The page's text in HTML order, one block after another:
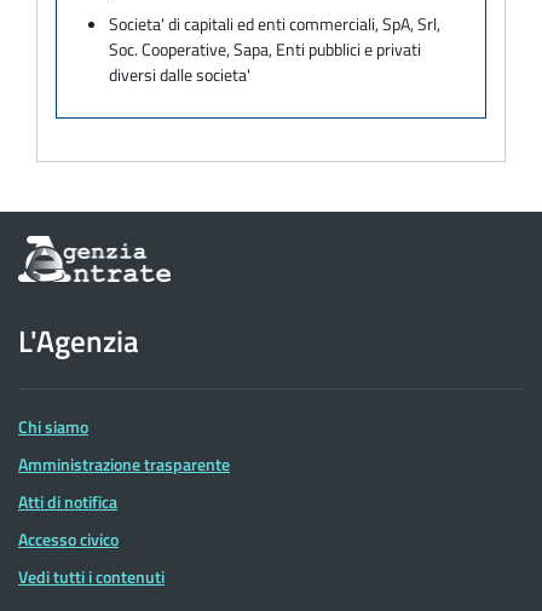
Societa' di capitali ed enti commerciali, SpA, Srl,
Soc. Cooperative, Sapa, Enti pubblici e privati
diversi dalle societa'
Informazioni
sul
dell'Agenzia
delle
Entrate
L'Agenzia
Chi siamo
Amministrazione trasparente
Atti di notifica
Accesso civico
Vedi tutti i contenuti